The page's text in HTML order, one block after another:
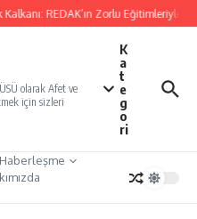
REDAK’ın Zorlu Eğitimleriyle
olarak Afet ve
için sizleri
K
a
t
e
g
o
ri
Haberleşme